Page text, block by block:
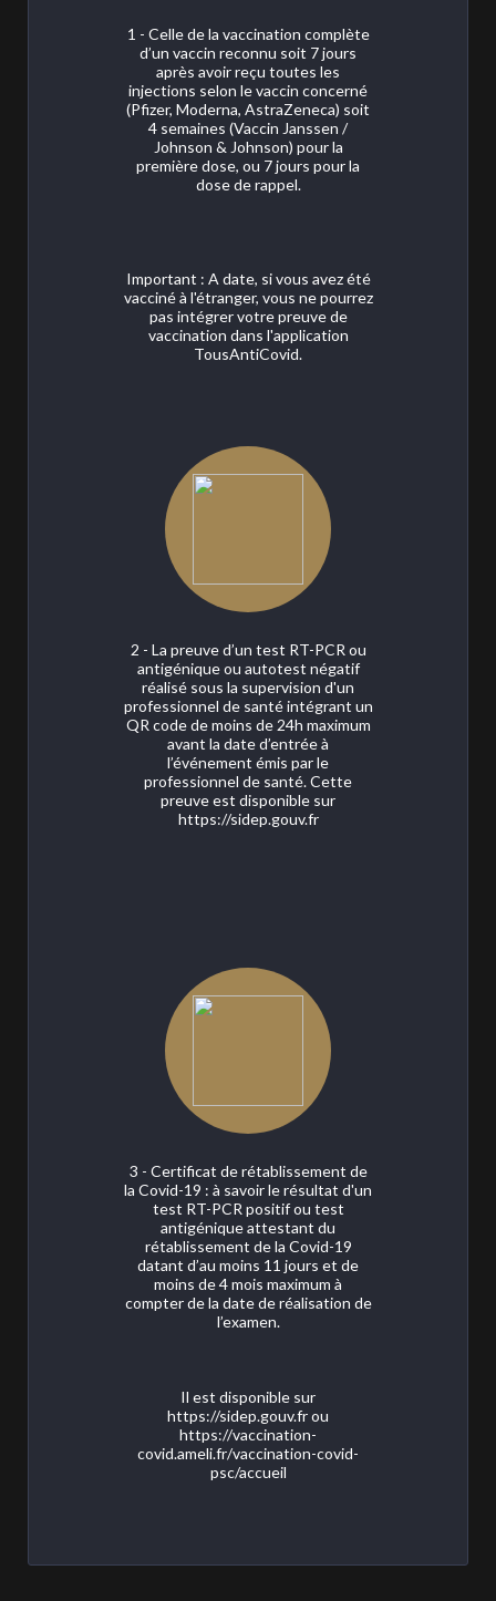
1 - Celle de la vaccination complète
d’un vaccin reconnu soit 7 jours
après avoir reçu toutes les
injections selon le vaccin concerné
(Pfizer, Moderna, AstraZeneca) soit
4 semaines (Vaccin Janssen /
Johnson & Johnson) pour la
première dose, ou 7 jours pour la
dose de rappel.
Important : A date, si vous avez été
vacciné à l'étranger, vous ne pourrez
pas intégrer votre preuve de
vaccination dans l'application
TousAntiCovid.
2 - La preuve d’un test RT-PCR ou
antigénique ou autotest négatif
réalisé sous la supervision d'un
professionnel de santé intégrant un
QR code de moins de 24h maximum
avant la date d’entrée à
l’événement émis par le
professionnel de santé. Cette
preuve est disponible sur
https://sidep.gouv.fr
3 - Certificat de rétablissement de
la Covid-19 : à savoir le résultat d'un
test RT-PCR positif ou test
antigénique attestant du
rétablissement de la Covid-19
datant d’au moins 11 jours et de
moins de 4 mois maximum à
compter de la date de réalisation de
l’examen.
Il est disponible sur
https://sidep.gouv.fr ou
https://vaccination-
covid.ameli.fr/vaccination-covid-
psc/accueil